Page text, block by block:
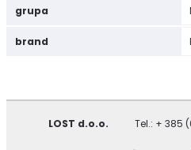
grupa
brand
LOST d.o.o. Tel.: + 385